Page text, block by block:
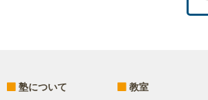
塾について 教室